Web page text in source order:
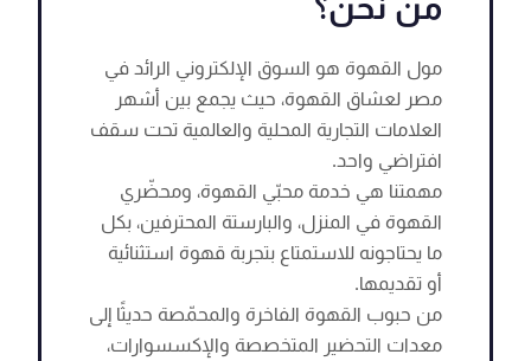
مول القهوة هو السوق الإلكتروني الرائد في
مصر لعشاق القهوة، حيث يجمع بين أشهر
العلامات التجارية المحلية والعالمية تحت سقف
افتراضي واحد.
مهمتنا هي خدمة محبّي القهوة، ومحضّري
القهوة في المنزل، والبارستة المحترفين، بكل
ما يحتاجونه للاستمتاع بتجربة قهوة استثنائية
أو تقديمها.
من حبوب القهوة الفاخرة والمحمّصة حديثًا إلى
معدات التحضير المتخصصة والإكسسوارات،